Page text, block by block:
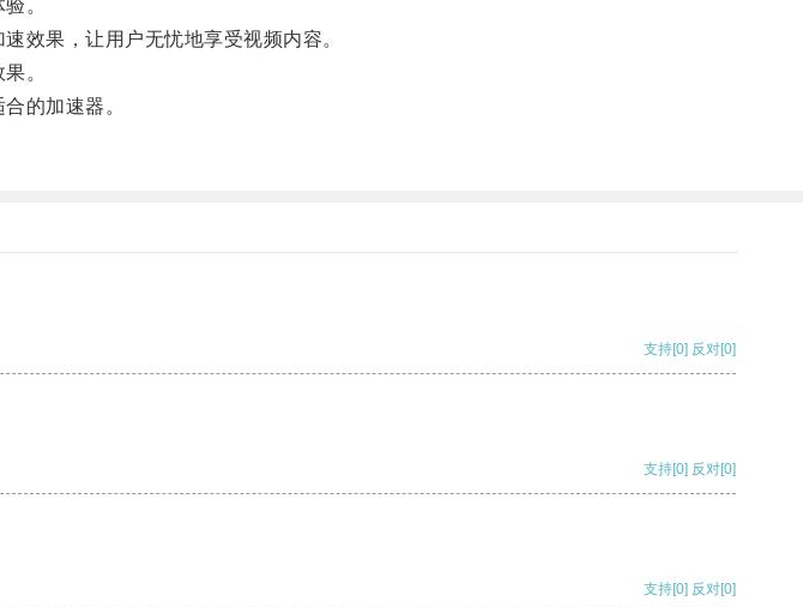
。
果，让用户无忧地享受视频内容。
。
的加速器。
支持[0] 反对[0]
支持[0] 反对[0]
支持[0] 反对[0]